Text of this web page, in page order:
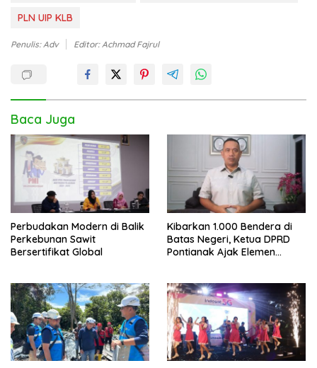
PLN UIP KLB
Penulis: Adv Editor: Achmad Fajrul
Baca Juga
Perbudakan Modern di Balik
Perkebunan Sawit
Bersertifikat Global
Kibarkan 1.000 Bendera di
Batas Negeri, Ketua DPRD
Pontianak Ajak Elemen